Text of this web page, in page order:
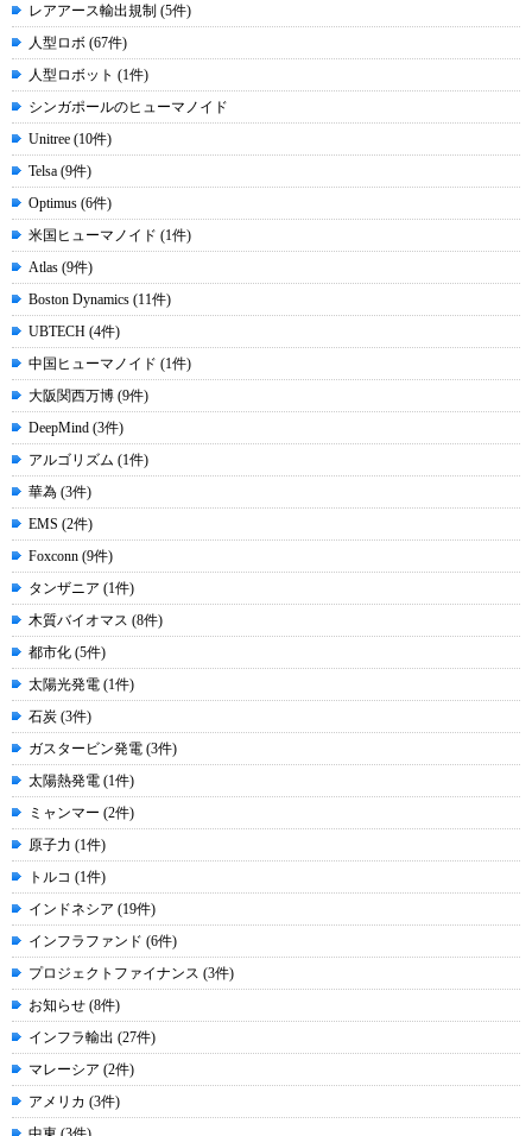
レアアース輸出規制 (5件)
人型ロボ (67件)
人型ロボット (1件)
シンガポールのヒューマノイド
Unitree (10件)
Telsa (9件)
Optimus (6件)
米国ヒューマノイド (1件)
Atlas (9件)
Boston Dynamics (11件)
UBTECH (4件)
中国ヒューマノイド (1件)
大阪関西万博 (9件)
DeepMind (3件)
アルゴリズム (1件)
華為 (3件)
EMS (2件)
Foxconn (9件)
タンザニア (1件)
木質バイオマス (8件)
都市化 (5件)
太陽光発電 (1件)
石炭 (3件)
ガスタービン発電 (3件)
太陽熱発電 (1件)
ミャンマー (2件)
原子力 (1件)
トルコ (1件)
インドネシア (19件)
インフラファンド (6件)
プロジェクトファイナンス (3件)
お知らせ (8件)
インフラ輸出 (27件)
マレーシア (2件)
アメリカ (3件)